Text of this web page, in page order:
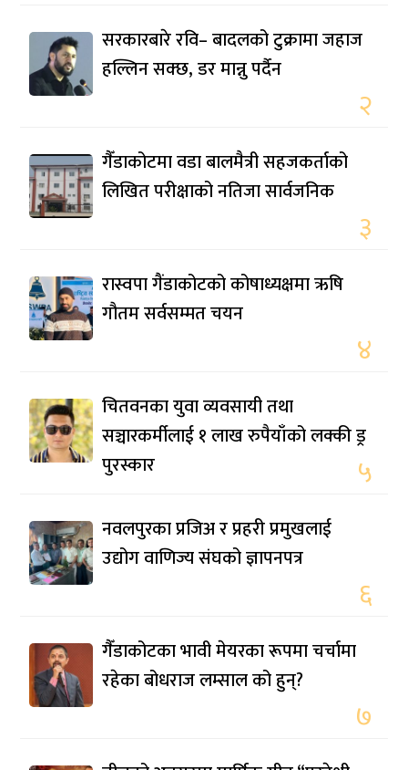
सरकारबारे रवि– बादलको टुक्रामा जहाज
हल्लिन सक्छ, डर मान्नु पर्दैन
२
गैँडाकोटमा वडा बालमैत्री सहजकर्ताको
लिखित परीक्षाको नतिजा सार्वजनिक
३
रास्वपा गैंडाकोटको कोषाध्यक्षमा ऋषि
गौतम सर्वसम्मत चयन
४
चितवनका युवा व्यवसायी तथा
सञ्चारकर्मीलाई १ लाख रुपैयाँको लक्की ड्र
पुरस्कार
५
नवलपुरका प्रजिअ र प्रहरी प्रमुखलाई
उद्योग वाणिज्य संघको ज्ञापनपत्र
६
गैँडाकोटका भावी मेयरका रूपमा चर्चामा
रहेका बोधराज लम्साल को हुन्?
७